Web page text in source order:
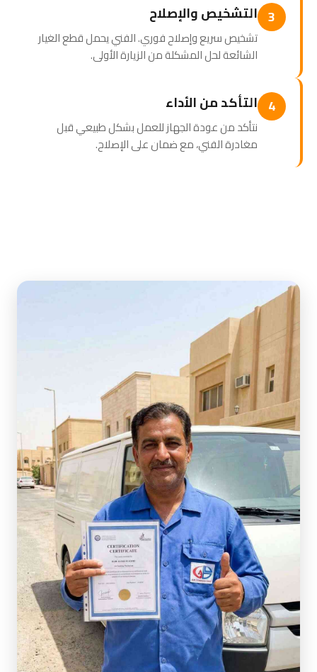
3 التشخيص والإصلاح
تشخيص سريع وإصلاح فوري. الفني يحمل قطع الغيار
الشائعة لحل المشكلة من الزيارة الأولى.
4 التأكد من الأداء
نتأكد من عودة الجهاز للعمل بشكل طبيعي قبل
مغادرة الفني، مع ضمان على الإصلاح.